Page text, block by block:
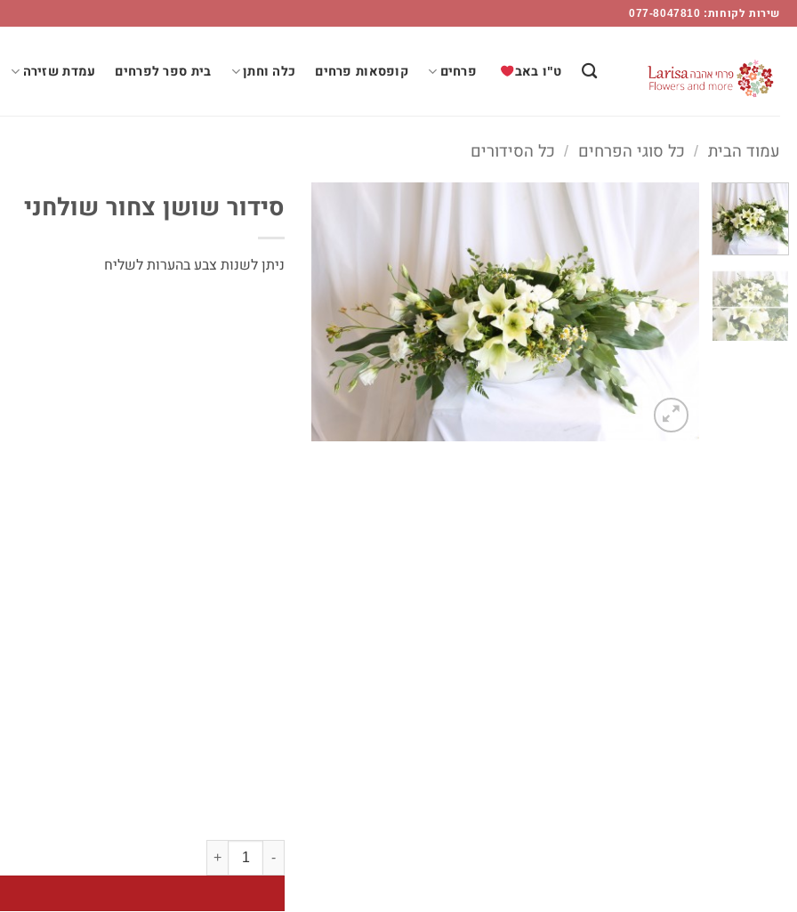
Skipשירות לקוחות: 077-8047810
ט"ו באב פרחים קופסאות פרחים כלה וחתן בית ספר לפרחים עמדת שזירה
עמוד הבית / כל סוגי הפרחים / כל הסידורים
סידור שושן צחור שולחני
ניתן לשנות צבע בהערות לשליח
כמות של סידור שושן צחור שולחני